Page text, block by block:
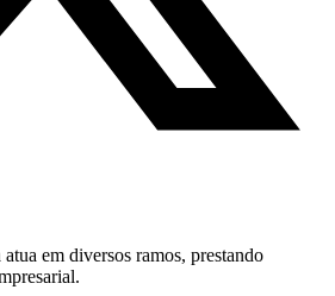
em diversos ramos, prestando